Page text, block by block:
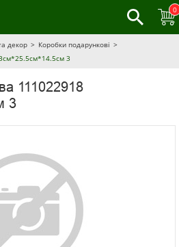
0
декор
Коробки подарункові
3
111022918
3